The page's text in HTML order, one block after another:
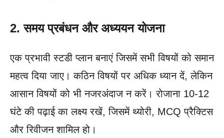
2. समय प्रबंधन और अध्ययन योजना
एक प्रभावी स्टडी प्लान बनाएं जिसमें सभी विषयों को समान
महत्व दिया जाए। कठिन विषयों पर अधिक ध्यान दें, लेकिन
आसान विषयों को भी नजरअंदाज न करें। रोजाना 10-12
घंटे की पढ़ाई का लक्ष्य रखें, जिसमें थ्योरी, MCQ प्रैक्टिस
और रिवीजन शामिल हो।